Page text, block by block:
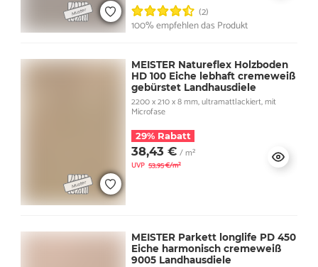
(2)
100% empfehlen das Produkt
MEISTER Natureflex Holzboden
HD 100 Eiche lebhaft cremeweiß
gebürstet Landhausdiele
2200 x 210 x 8 mm, ultramattlackiert, mit
Microfase
29% Rabatt
38,43 € / m²
UVP 53,95 €/m²
MEISTER Parkett longlife PD 450
Eiche harmonisch cremeweiß
9005 Landhausdiele